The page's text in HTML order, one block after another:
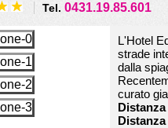
Tel. 0431.19.85.601
L'Hotel
strade
dalla
curato